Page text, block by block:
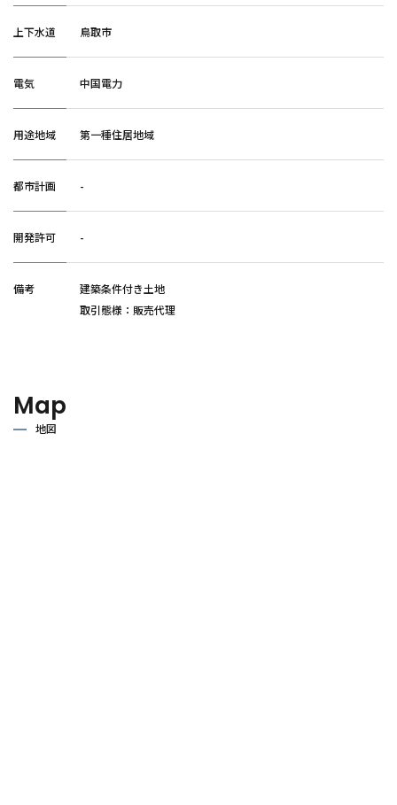
上下水道 鳥取市
電気 中国電力
用途地域 第一種住居地域
都市計画 -
開発許可 -
備考
建築条件付き土地
取引態様：販売代理
Map
地図